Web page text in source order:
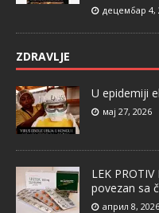
децембар 4,
ZDRAVLJE
U epidemiji
мај 27, 2026
LEK PROTIV
povezan sa
април 8, 2026